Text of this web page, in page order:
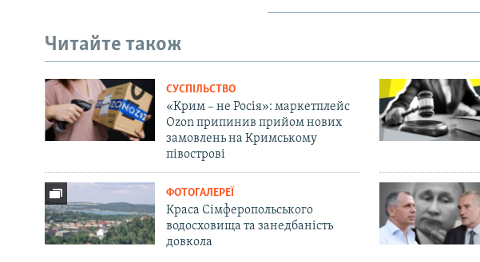
Читайте також
СУСПІЛЬСТВО
«Крим – не Росія»: маркетплейс
Ozon припинив прийом нових
замовлень на Кримському
півострові
ФОТОГАЛЕРЕЇ
Краса Сімферопольського
водосховища та занедбаність
довкола